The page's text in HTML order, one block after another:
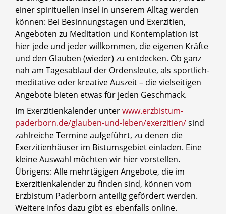
einer spirituellen Insel in unserem Alltag werden
können: Bei Besinnungstagen und Exerzitien,
Angeboten zu Meditation und Kontemplation ist
hier jede und jeder willkommen, die eigenen Kräfte
und den Glauben (wieder) zu entdecken. Ob ganz
nah am Tagesablauf der Ordensleute, als sportlich-
meditative oder kreative Auszeit – die vielseitigen
Angebote bieten etwas für jeden Geschmack.
Im Exerzitienkalender unterwww.erzbistum-
paderborn.de/glauben-und-leben/exerzitien/sind
zahlreiche Termine aufgeführt, zu denen die
Exerzitienhäuser im Bistumsgebiet einladen. Eine
kleine Auswahl möchten wir hier vorstellen.
Übrigens: Alle mehrtägigen Angebote, die im
Exerzitienkalender zu finden sind, können vom
Erzbistum Paderborn anteilig gefördert werden.
Weitere Infos dazu gibt es ebenfalls online.